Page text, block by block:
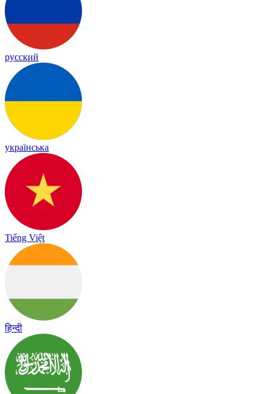
русский
українська
Tiếng Việt
हिन्दी